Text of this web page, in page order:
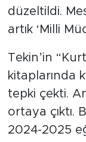
düzeltildi.
artık ‘Milli
Tekin’in
kitaplarında
tepki çekti.
ortaya çıktı.
2024-2025